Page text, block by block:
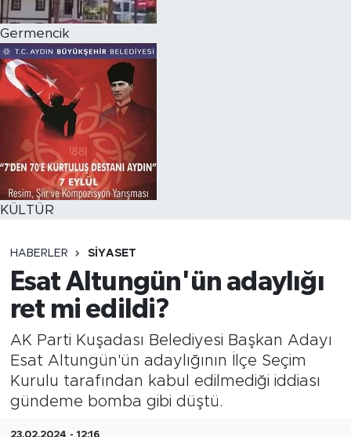
Germencik
KÜLTÜR
HABERLER SİYASET
Esat Altungün'ün adaylığı
ret mi edildi?
AK Parti Kuşadası Belediyesi Başkan Adayı
Esat Altungün'ün adaylığının İlçe Seçim
Kurulu tarafından kabul edilmediği iddiası
gündeme bomba gibi düştü.